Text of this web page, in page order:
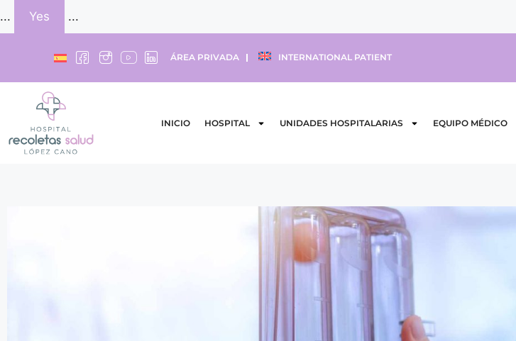
... Yes ...
ÁREA PRIVADA INTERNATIONAL PATIENT
INICIO HOSPITAL UNIDADES HOSPITALARIAS EQUIPO MÉDICO